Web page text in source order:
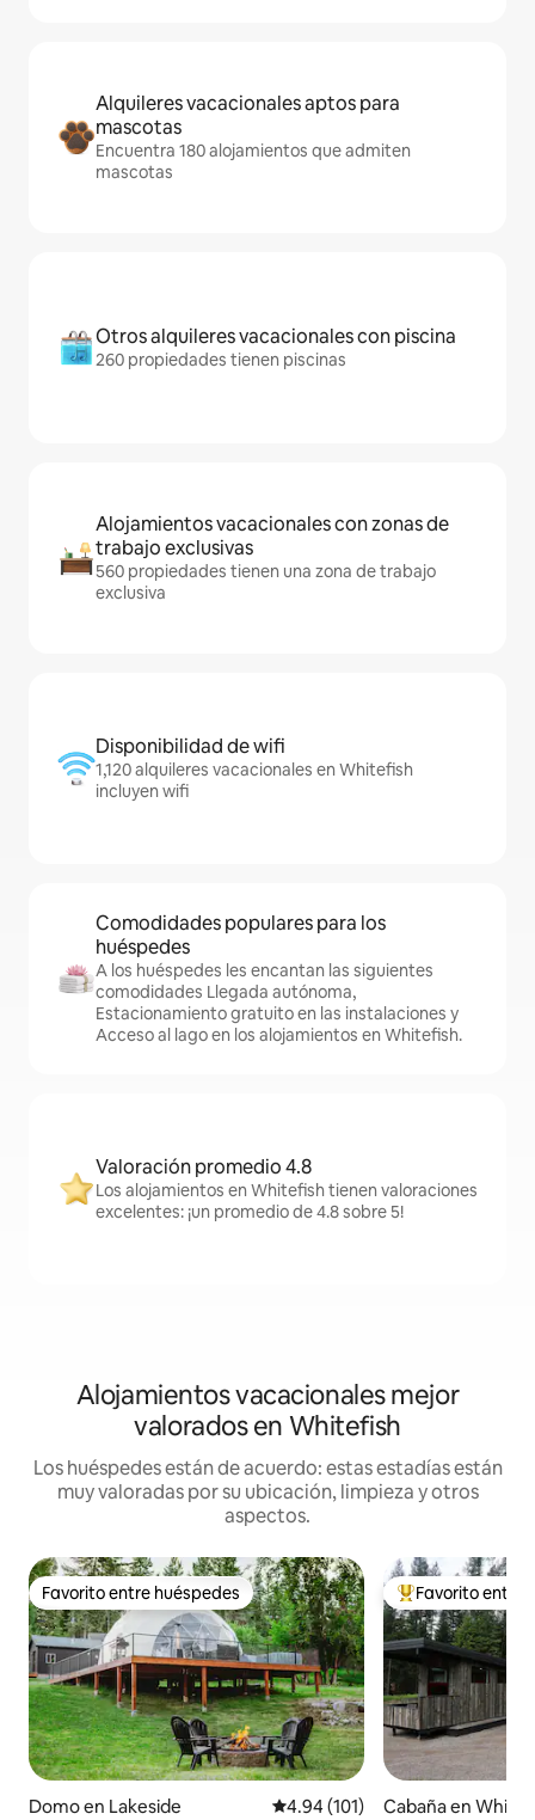
Alquileres vacacionales aptos para
mascotas
Encuentra 180 alojamientos que admiten
mascotas
Otros alquileres vacacionales con piscina
260 propiedades tienen piscinas
Alojamientos vacacionales con zonas de
trabajo exclusivas
560 propiedades tienen una zona de trabajo
exclusiva
Disponibilidad de wifi
1,120 alquileres vacacionales en Whitefish
incluyen wifi
Comodidades populares para los
huéspedes
A los huéspedes les encantan las siguientes
comodidades Llegada autónoma,
Estacionamiento gratuito en las instalaciones y
Acceso al lago en los alojamientos en Whitefish.
Valoración promedio 4.8
Los alojamientos en Whitefish tienen valoraciones
excelentes: ¡un promedio de 4.8 sobre 5!
Alojamientos vacacionales mejor
valorados en Whitefish
Los huéspedes están de acuerdo: estas estadías están
muy valoradas por su ubicación, limpieza y otros
aspectos.
Favorito entre huéspedes
Favorito entre huéspedes
Domo en Lakeside Calificación promedio: 4.94 de
4.94 (101)
Favorito entre
Favorito entre
Cabaña en